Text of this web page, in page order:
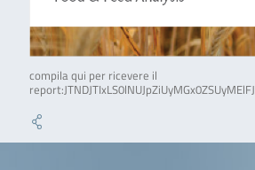
compila qui per ricevere il